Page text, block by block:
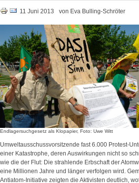
11 Juni 2013 von Eva Bulling-Schröter
Endlagersuchgesetz als Klopapier, Foto: Uwe Witt
Umweltausschussvorsitzende fast 6.000 Protest-
einer Katastrophe, deren Auswirkungen nicht so
wie die der Flut: Die strahlende Erbschaft der
eine Millionen Jahre und länger verfolgen wird.
Antiatom-Initiative zeigten die Aktivisten deutlich,